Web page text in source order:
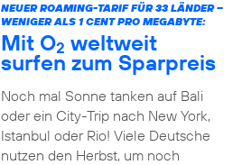
NEUER ROAMING-TARIF FÜR 33 LÄNDER –
WENIGER ALS 1 CENT PRO MEGABYTE:
Mit O2 weltweit
surfen zum Sparpreis
Noch mal Sonne tanken auf Bali
oder ein City-Trip nach New York,
Istanbul oder Rio! Viele Deutsche
nutzen den Herbst, um noch